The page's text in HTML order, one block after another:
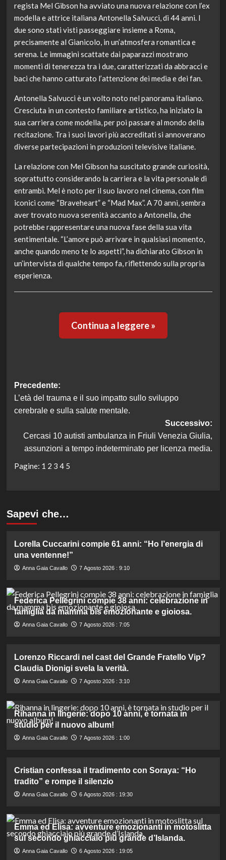
regista Mel Gibson ha avviato una nuova relazione con l’ex
modella e attrice italiana Antonella Salvucci, di 44 anni. I
due sono stati visti passeggiare insieme a Roma,
precisamente al Gianicolo, in un’atmosfera romantica e
serena. Le immagini scattate dai paparazzi mostrano
momenti di tenerezza tra i due, caratterizzati da abbracci e
baci che hanno catturato l’attenzione dei media e dei fan.
Antonella Salvucci è un volto noto nel panorama italiano.
Cresciuta in un contesto familiare artistico, ha iniziato la
sua carriera come modella, per poi passare al mondo della
recitazione. Tra i suoi lavori più accreditati si annoverano
diverse partecipazioni in produzioni televisive italiane.
La relazione con Mel Gibson ha suscitato grande curiosità,
soprattutto considerando la carriera e la vita personale di
entrambi. Mel è noto per il suo lavoro nel cinema, con film
iconici come “Braveheart” e “Mad Max”. A 70 anni, sembra
aver trovato nuova serenità accanto a Antonella, che
potrebbe rappresentare una nuova fase della sua vita
sentimentale. “L’amore può arrivare in qualsiasi momento,
anche quando meno te lo aspetti”, ha dichiarato Gibson in
un’intervista di qualche tempo fa, riflettendo sulla propria
esperienza.
Continua a leggere »
Navigazione
articolo
Precedente:
L’età del trauma e il suo impatto sullo sviluppo
cerebrale e sulla salute mentale.
Successivo:
Cercasi 10 autisti ambulanza in Friuli Venezia Giulia,
assunzioni a tempo indeterminato per licenza media.
Pagine: 1 2 3 4 5
Sapevi che…
Lorella Cuccarini compie 61 anni: “Ho l’energia di
una ventenne!”
Anna Gaia Cavallo 7 Agosto 2026 : 9:10
Federica Pellegrini compie 38 anni: celebrazione in
famiglia da mamma bis emozionante e gioiosa.
Anna Gaia Cavallo 7 Agosto 2026 : 7:05
Lorenzo Riccardi nel cast del Grande Fratello Vip?
Claudia Dionigi svela la verità.
Anna Gaia Cavallo 7 Agosto 2026 : 3:10
Rihanna in lingerie: dopo 10 anni, è tornata in
studio per il nuovo album!
Anna Gaia Cavallo 7 Agosto 2026 : 1:00
Cristian confessa il tradimento con Soraya: “Ho
tradito” e rompe il silenzio
Anna Gaia Cavallo 6 Agosto 2026 : 19:30
Emma ed Elisa: avventure emozionanti in motoslitta
sul secondo ghiacciaio più grande d’Islanda.
Anna Gaia Cavallo 6 Agosto 2026 : 19:05